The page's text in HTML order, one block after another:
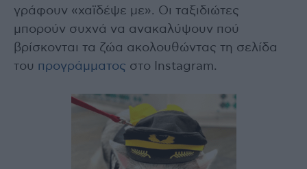
γράφουν «χαϊδέψε με». Οι ταξιδιώτες
μπορούν συχνά να ανακαλύψουν πού
βρίσκονται τα ζώα ακολουθώντας τη σελίδα
του προγράμματος στο Instagram.